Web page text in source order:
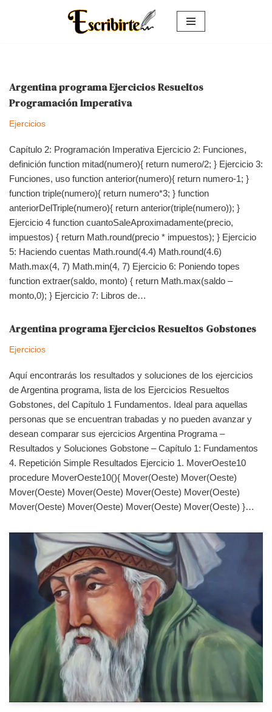
Argentina programa Ejercicios Resueltos
Programación Imperativa
Ejercicios
Capítulo 2: Programación Imperativa Ejercicio 2: Funciones,
definición function mitad(numero){ return numero/2; } Ejercicio 3:
Funciones, uso function anterior(numero){ return numero-1; }
function triple(numero){ return numero*3; } function
anteriorDelTriple(numero){ return anterior(triple(numero)); }
Ejercicio 4 function cuantoSaleAproximadamente(precio,
impuestos) { return Math.round(precio * impuestos); } Ejercicio
5: Haciendo cuentas Math.round(4.4) Math.round(4.6)
Math.max(4, 7) Math.min(4, 7) Ejercicio 6: Poniendo topes
function extraer(saldo, monto) { return Math.max(saldo –
monto,0); } Ejercicio 7: Libros de…
Argentina programa Ejercicios Resueltos Gobstones
Ejercicios
Aquí encontrarás los resultados y soluciones de los ejercicios
de Argentina programa, lista de los Ejercicios Resueltos
Gobstones, del Capítulo 1 Fundamentos. Ideal para aquellas
personas que se encuentran trabadas y no pueden avanzar y
desean comparar sus ejercicios Argentina Programa –
Resultados y Soluciones Gobstone – Capítulo 1: Fundamentos
4. Repetición Simple Resultados Ejercicio 1. MoverOeste10
procedure MoverOeste10(){ Mover(Oeste) Mover(Oeste)
Mover(Oeste) Mover(Oeste) Mover(Oeste) Mover(Oeste)
Mover(Oeste) Mover(Oeste) Mover(Oeste) Mover(Oeste) }…